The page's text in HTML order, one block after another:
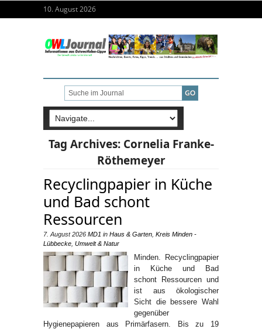
10. August 2026
Tag Archives: Cornelia Franke-
Röthemeyer
Recyclingpapier in Küche
und Bad schont
Ressourcen
7. August 2026 MD1 in Haus & Garten Kreis Minden -
Lübbecke Umwelt & Natur
Minden. Recyclingpapier
in Küche und Bad
schont Ressourcen und
ist aus ökologischer
Sicht die bessere Wahl
gegenüber
Hygienepapieren aus Primärfasern. Bis zu 19